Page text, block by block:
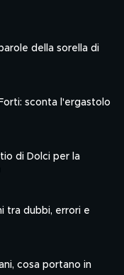
della sorella di
sconta l'ergastolo
di Dolci per la
tra dubbi, errori e
cosa portano in